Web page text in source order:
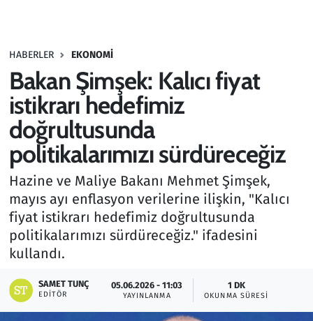
HABERLER EKONOMI
Bakan Şimşek: Kalıcı fiyat
istikrarı hedefimiz
doğrultusunda
politikalarımızı sürdüreceğiz
Hazine ve Maliye Bakanı Mehmet Şimşek,
mayıs ayı enflasyon verilerine ilişkin, "Kalıcı
fiyat istikrarı hedefimiz doğrultusunda
politikalarımızı sürdüreceğiz." ifadesini
kullandı.
SAMET TUNÇ
EDITÖR
05.06.2026 - 11:03
YAYINLANMA
1 DK
OKUNMA SÜRESI
Haber
Kültür Sanat
Kurumsal Haberler
Lezzet Durağı
Memur ve Kamu
Otomobil
Ramazan